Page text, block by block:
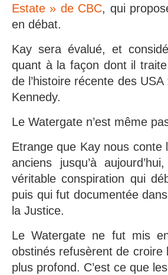
Estate » de CBC, qui
en débat.
Kay sera évalué, et
quant à la façon dont il
de l’histoire récente des
Kennedy.
Le Watergate n’est même
Etrange que Kay nous
anciens jusqu’à
véritable conspiration qui
puis qui fut documentée
la Justice.
Le Watergate ne fut mis
obstinés refusèrent de
plus profond. C’est ce que